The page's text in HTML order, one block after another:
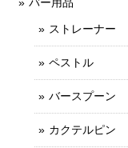
ストレーナー
ペストル
バースプーン
カクテルピン